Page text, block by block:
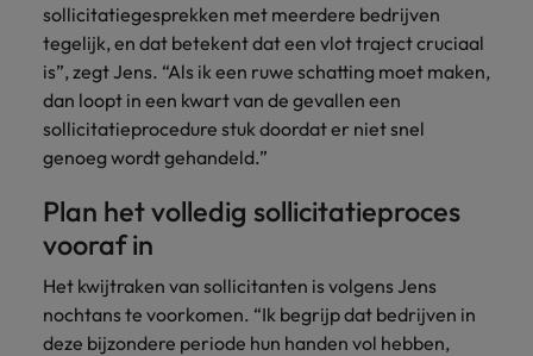
Management
Breng change makers
aan boord die
succesvolle
transformaties leiden
en innovatie binnen
stimuleren.
Zuid-Korea
Zwitserland
Indonesië
Indië
Ierland
Italië
Japan
Thailand
United States
Verenigd Koninkrijk
Zuid-Korea
sollicitatiegesprekken met meerdere bedrijven
tegelijk, en dat betekent dat een vlot traject cruciaal
is”, zegt Jens. “Als ik een ruwe schatting moet maken,
dan loopt in een kwart van de gevallen een
sollicitatieprocedure stuk doordat er niet snel
genoeg wordt gehandeld.”
Plan het volledig sollicitatieproces
vooraf in
Het kwijtraken van sollicitanten is volgens Jens
nochtans te voorkomen. “Ik begrijp dat bedrijven in
deze bijzondere periode hun handen vol hebben,